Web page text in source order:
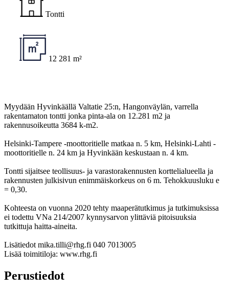
Tontti
12 281 m²
Myydään Hyvinkäällä Valtatie 25:n, Hangonväylän, varrella
rakentamaton tontti jonka pinta-ala on 12.281 m2 ja
rakennusoikeutta 3684 k-m2.
Helsinki-Tampere -moottoritielle matkaa n. 5 km, Helsinki-Lahti -
moottoritielle n. 24 km ja Hyvinkään keskustaan n. 4 km.
Tontti sijaitsee teollisuus- ja varastorakennusten korttelialueella ja
rakennusten julkisivun enimmäiskorkeus on 6 m. Tehokkuusluku e
= 0,30.
Kohteesta on vuonna 2020 tehty maaperätutkimus ja tutkimuksissa
ei todettu VNa 214/2007 kynnysarvon ylittäviä pitoisuuksia
tutkittuja haitta-aineita.
Lisätiedot mika.tilli@rhg.fi 040 7013005
Lisää toimitiloja: www.rhg.fi
Perustiedot